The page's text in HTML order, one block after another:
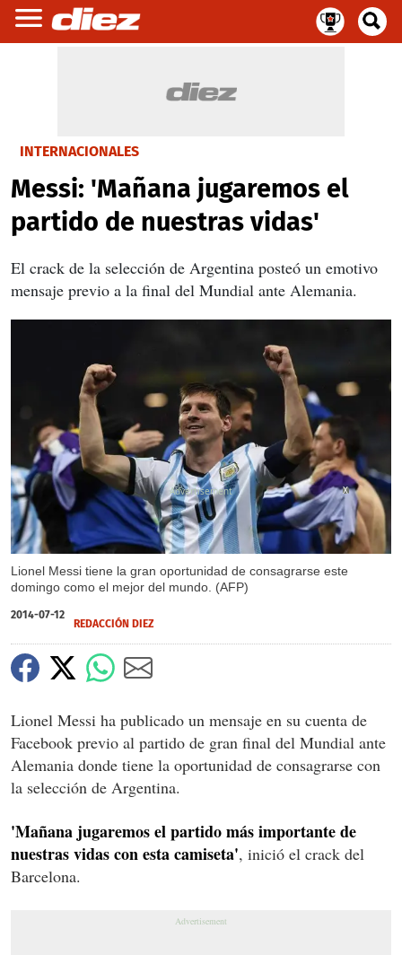
INTERNACIONALES
Messi: 'Mañana jugaremos el
partido de nuestras vidas'
El crack de la selección de Argentina posteó un emotivo
mensaje previo a la final del Mundial ante Alemania.
Lionel Messi tiene la gran oportunidad de consagrarse este
domingo como el mejor del mundo. (AFP)
X
2014-07-12
REDACCIÓN DIEZ
Lionel Messi ha publicado un mensaje en su cuenta de
Facebook previo al partido de gran final del Mundial ante
Alemania donde tiene la oportunidad de consagrarse con
la selección de Argentina.
'Mañana jugaremos el partido más importante de
nuestras vidas con esta camiseta', inició el crack del
Barcelona.